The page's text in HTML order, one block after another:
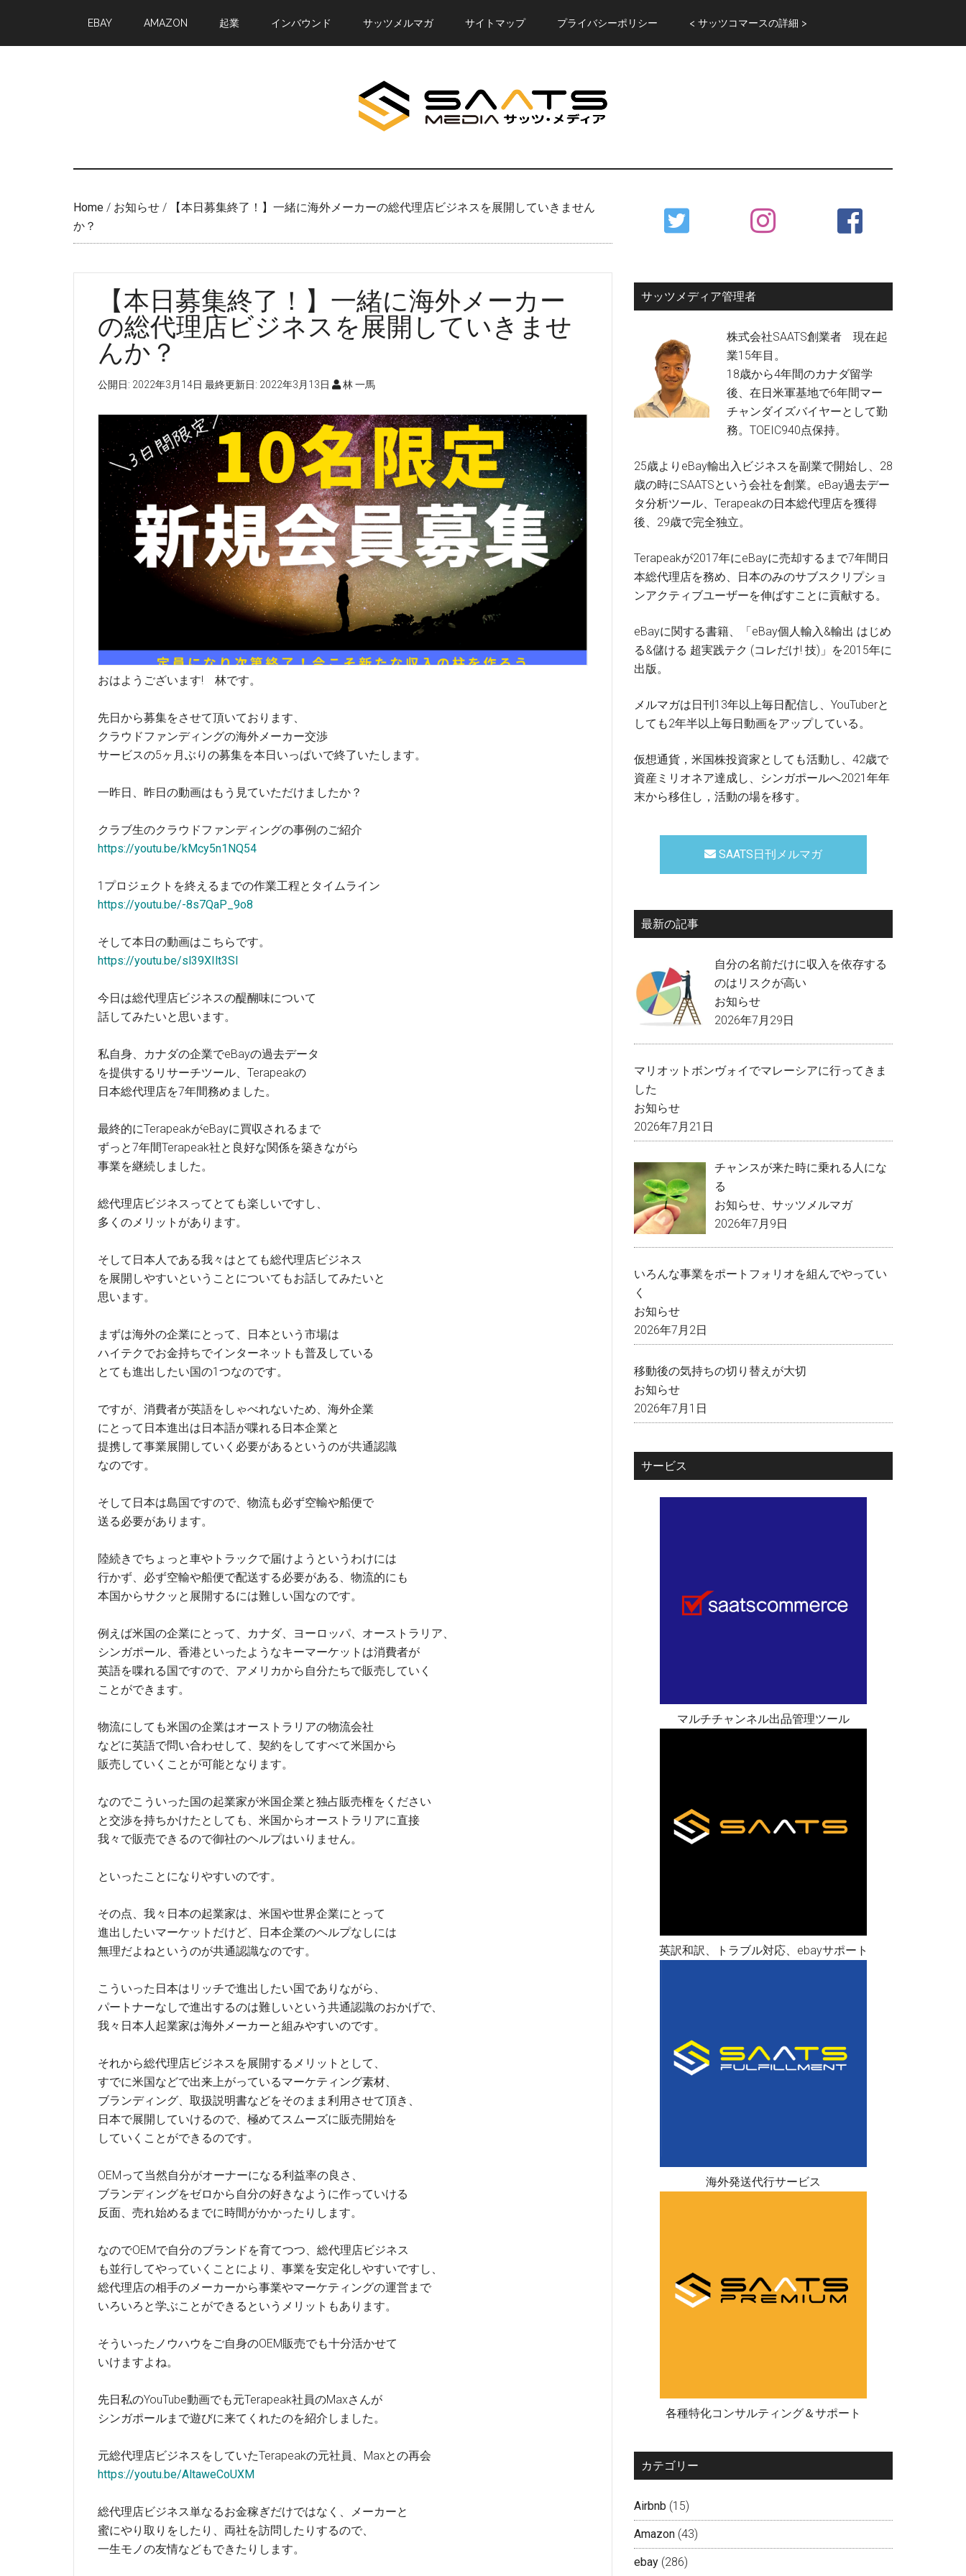
main
primary
EBAY AMAZON 起業 インバウンド サッツメルマガ サイトマップ プライバシーポリシー < サッツコマースの詳細 >
Home / お知らせ / 【本日募集終了！】一緒に海外メーカーの総代理店ビジネスを展開していきません
か？
【本日募集終了！】一緒に海外メーカー
の総代理店ビジネスを展開していきませ
んか？
公開日: 2022年3月14日 最終更新日: 2022年3月13日 林 一馬
おはようございます! 林です。
先日から募集をさせて頂いております、
クラウドファンディングの海外メーカー交渉
サービスの5ヶ月ぶりの募集を本日いっぱいで終了いたします。
一昨日、昨日の動画はもう見ていただけましたか？
クラブ生のクラウドファンディングの事例のご紹介
https://youtu.be/kMcy5n1NQ54
1プロジェクトを終えるまでの作業工程とタイムライン
https://youtu.be/-8s7QaP_9o8
そして本日の動画はこちらです。
https://youtu.be/sl39XIlt3SI
今日は総代理店ビジネスの醍醐味について
話してみたいと思います。
私自身、カナダの企業でeBayの過去データ
を提供するリサーチツール、Terapeakの
日本総代理店を7年間務めました。
最終的にTerapeakがeBayに買収されるまで
ずっと7年間Terapeak社と良好な関係を築きながら
事業を継続しました。
総代理店ビジネスってとても楽しいですし、
多くのメリットがあります。
そして日本人である我々はとても総代理店ビジネス
を展開しやすいということについてもお話してみたいと
思います。
まずは海外の企業にとって、日本という市場は
ハイテクでお金持ちでインターネットも普及している
とても進出したい国の1つなのです。
ですが、消費者が英語をしゃべれないため、海外企業
にとって日本進出は日本語が喋れる日本企業と
提携して事業展開していく必要があるというのが共通認識
なのです。
そして日本は島国ですので、物流も必ず空輸や船便で
送る必要があります。
陸続きでちょっと車やトラックで届けようというわけには
行かず、必ず空輸や船便で配送する必要がある、物流的にも
本国からサクッと展開するには難しい国なのです。
例えば米国の企業にとって、カナダ、ヨーロッパ、オーストラリア、
シンガポール、香港といったようなキーマーケットは消費者が
英語を喋れる国ですので、アメリカから自分たちで販売していく
ことができます。
物流にしても米国の企業はオーストラリアの物流会社
などに英語で問い合わせして、契約をしてすべて米国から
販売していくことが可能となります。
なのでこういった国の起業家が米国企業と独占販売権をください
と交渉を持ちかけたとしても、米国からオーストラリアに直接
我々で販売できるので御社のヘルプはいりません。
といったことになりやすいのです。
その点、我々日本の起業家は、米国や世界企業にとって
進出したいマーケットだけど、日本企業のヘルプなしには
無理だよねというのが共通認識なのです。
こういった日本はリッチで進出したい国でありながら、
パートナーなしで進出するのは難しいという共通認識のおかげで、
我々日本人起業家は海外メーカーと組みやすいのです。
それから総代理店ビジネスを展開するメリットとして、
すでに米国などで出来上がっているマーケティング素材、
ブランディング、取扱説明書などをそのまま利用させて頂き、
日本で展開していけるので、極めてスムーズに販売開始を
していくことができるのです。
OEMって当然自分がオーナーになる利益率の良さ、
ブランディングをゼロから自分の好きなように作っていける
反面、売れ始めるまでに時間がかかったりします。
なのでOEMで自分のブランドを育てつつ、総代理店ビジネス
も並行してやっていくことにより、事業を安定化しやすいですし、
総代理店の相手のメーカーから事業やマーケティングの運営まで
いろいろと学ぶことができるというメリットもあります。
そういったノウハウをご自身のOEM販売でも十分活かせて
いけますよね。
先日私のYouTube動画でも元Terapeak社員のMaxさんが
シンガポールまで遊びに来てくれたのを紹介しました。
元総代理店ビジネスをしていたTerapeakの元社員、Maxとの再会
https://youtu.be/AltaweCoUXM
総代理店ビジネス単なるお金稼ぎだけではなく、メーカーと
蜜にやり取りをしたり、両社を訪問したりするので、
一生モノの友情などもできたりします。
Primary
Sidebar
サッツメディア管理者
株式会社SAATS創業者 現在起
業15年目。
18歳から4年間のカナダ留学
後、在日米軍基地で6年間マー
チャンダイズバイヤーとして勤
務。TOEIC940点保持。
25歳よりeBay輸出入ビジネスを副業で開始し、28
歳の時にSAATSという会社を創業。eBay過去デー
タ分析ツール、Terapeakの日本総代理店を獲得
後、29歳で完全独立。
Terapeakが2017年にeBayに売却するまで7年間日
本総代理店を務め、日本のみのサブスクリプショ
ンアクティブユーザーを伸ばすことに貢献する。
eBayに関する書籍、「eBay個人輸入&輸出 はじめ
る&儲ける 超実践テク (コレだけ! 技)」を2015年に
出版。
メルマガは日刊13年以上毎日配信し、YouTuberと
しても2年半以上毎日動画をアップしている。
仮想通貨，米国株投資家としても活動し、42歳で
資産ミリオネア達成し、シンガポールへ2021年年
末から移住し，活動の場を移す。
SAATS日刊メルマガ
最新の記事
自分の名前だけに収入を依存する
のはリスクが高い
お知らせ
2026年7月29日
マリオットボンヴォイでマレーシアに行ってきま
した
お知らせ
2026年7月21日
チャンスが来た時に乗れる人にな
る
お知らせ
サッツメルマガ
2026年7月9日
いろんな事業をポートフォリオを組んでやってい
く
お知らせ
2026年7月2日
移動後の気持ちの切り替えが大切
お知らせ
2026年7月1日
サービス
マルチチャンネル出品管理ツール
英訳和訳、トラブル対応、ebayサポート
海外発送代行サービス
各種特化コンサルティング＆サポート
カテゴリー
Airbnb (15)
Amazon (43)
ebay (286)